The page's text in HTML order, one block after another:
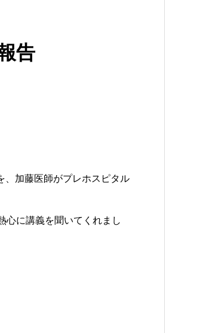
告
、加藤医師がプレホスピタル
心に講義を聞いてくれまし